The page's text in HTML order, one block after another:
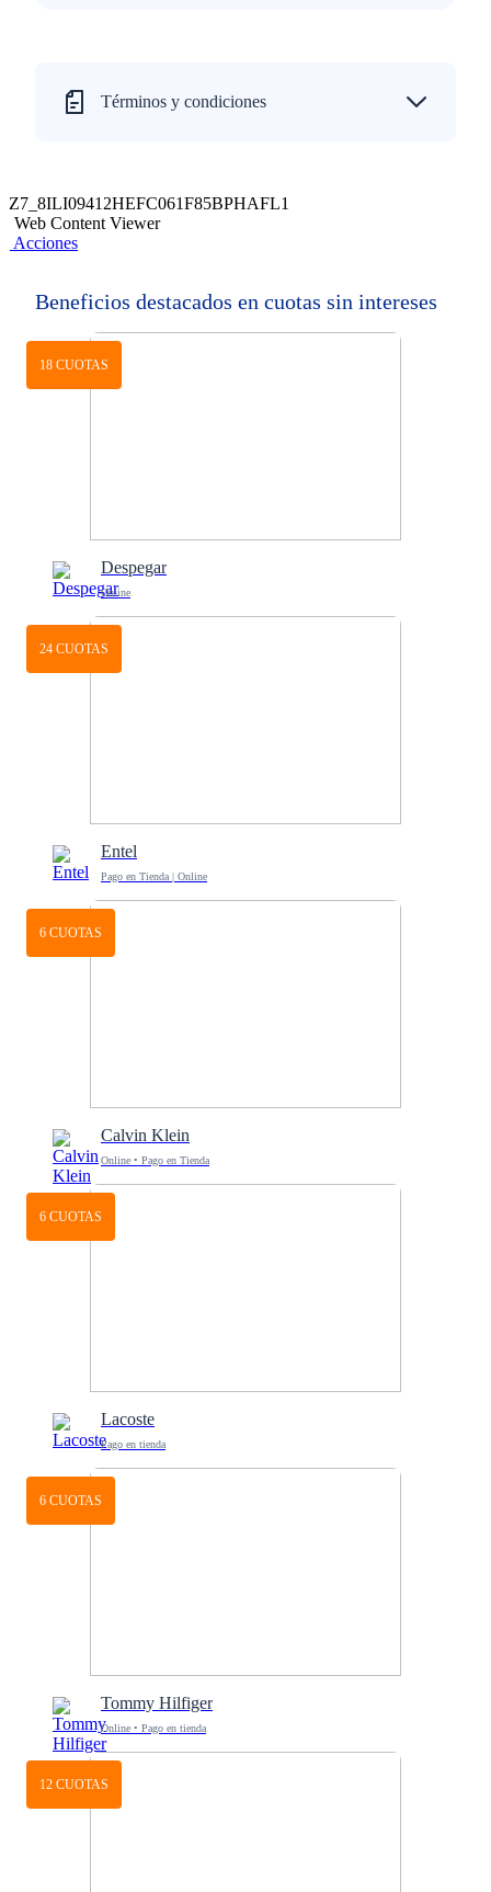
Términos y condiciones
Z7_8ILI09412HEFC061F85BPHAFL1
Web Content Viewer
Acciones
Beneficios destacados en cuotas sin intereses
18 CUOTAS
Despegar
Online
24 CUOTAS
Entel
Pago en Tienda | Online
6 CUOTAS
Calvin Klein
Online • Pago en Tienda
6 CUOTAS
Lacoste
Pago en tienda
6 CUOTAS
Tommy Hilfiger
Online • Pago en tienda
12 CUOTAS